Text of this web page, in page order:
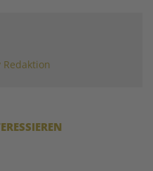
Redaktion